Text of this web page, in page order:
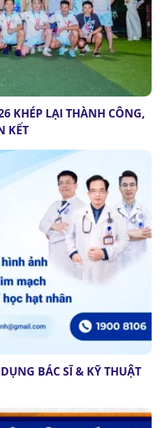
KHÉP LẠI THÀNH CÔNG,
KẾT
BÁC SĨ & KỸ THUẬT